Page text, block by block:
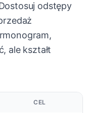
odstępy
ale kształt
CEL